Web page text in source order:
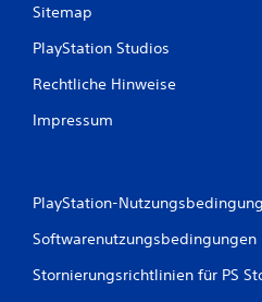
Sitemap
PlayStation Studios
Rechtliche Hinweise
Impressum
PlayStation-
Softwarenutzungsbedingungen
Stornierungsrichtlinien für PS